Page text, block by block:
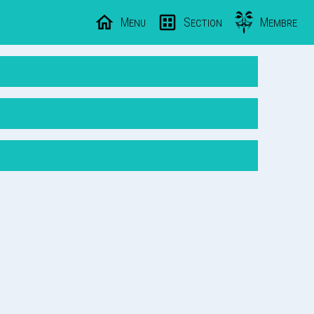
Menu Section Membre